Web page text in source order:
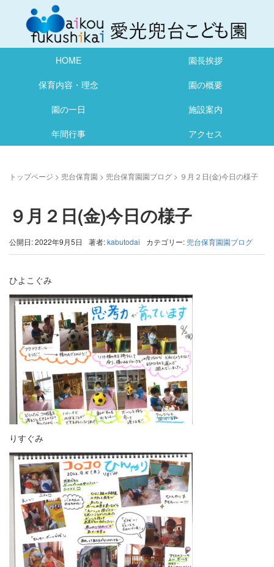
HOME
園長挨拶
保育内容・理念
園の概要
園の一日
施設案内
年間行事
アクセス
トップページ > 兜台保育園 > 兜台保育園園ブログ > ９月２日(金)今日の様子
９月２日(金)今日の様子
公開日: 2022年9月5日 著者:kabutodai カテゴリー: 兜台保育園園ブログ
ひよこぐみ
りすぐみ